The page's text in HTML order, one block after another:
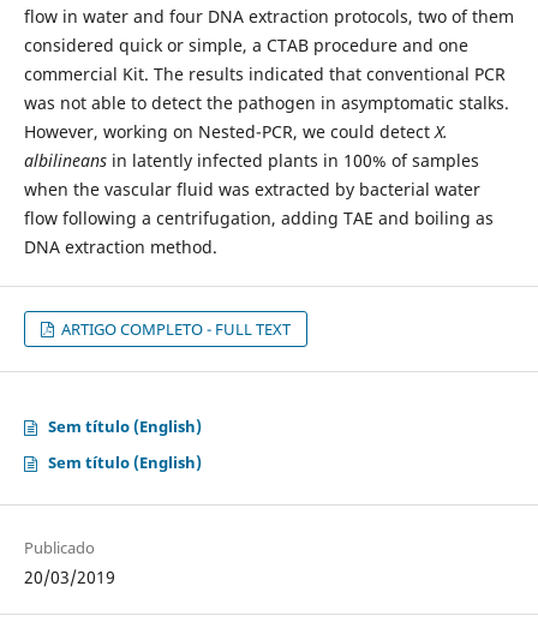
flow in water and four DNA extraction protocols, two of them
considered quick or simple, a CTAB procedure and one
commercial Kit. The results indicated that conven­tional PCR
was not able to detect the pathogen in asymptomatic stalks.
However, working on Nested-PCR, we could detectX.
albilineans in latently infected plants in 100% of samples
when the vascular fluid was extracted by bacterial water
flow following a centrifugation, adding TAE and boiling as
DNA extraction method.
ARTIGO COMPLETO - FULL TEXT
Sem título (English)
Sem título (English)
Publicado
20/03/2019